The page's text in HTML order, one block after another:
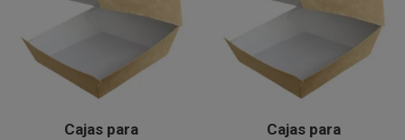
Cajas para
Cajas para